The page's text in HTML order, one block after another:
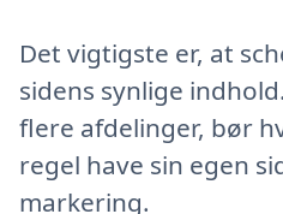
Det vigtigste er, at
sidens synlige
flere afdelinger, bør
regel have sin egen
markering.